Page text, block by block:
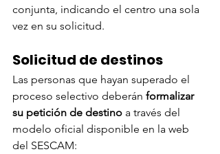
conjunta, indicando el centro una sola
vez en su solicitud.
Solicitud de destinos
Las personas que hayan superado el
proceso selectivo deberán formalizar
su petición de destino a través del
modelo oficial disponible en la web
del SESCAM: